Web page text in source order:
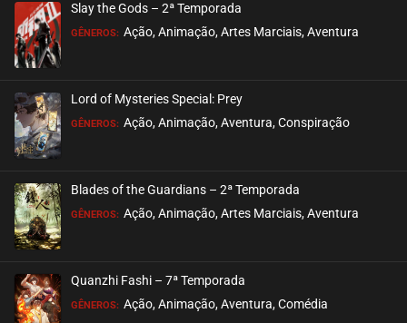
Slay the Gods – 2ª Temporada
GÊNEROS: Ação, Animação, Artes Marciais, Aventura
Lord of Mysteries Special: Prey
GÊNEROS: Ação, Animação, Aventura, Conspiração
Blades of the Guardians – 2ª Temporada
GÊNEROS: Ação, Animação, Artes Marciais, Aventura
Quanzhi Fashi – 7ª Temporada
GÊNEROS: Ação, Animação, Aventura, Comédia